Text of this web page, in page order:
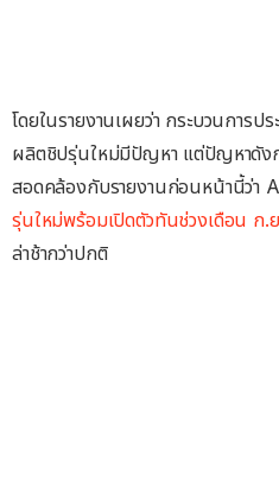
โดยในรายงานเผยว่า กระบวนการ
ผลิตชิปรุ่นใหม่มีปัญหา แต่ปัญหาดังก
สอดคล้องกับรายงานก่อนหน้านี้ว่า
รุ่นใหม่พร้อมเปิดตัวทันช่วงเดือน ก.
ล่าช้ากว่าปกติ